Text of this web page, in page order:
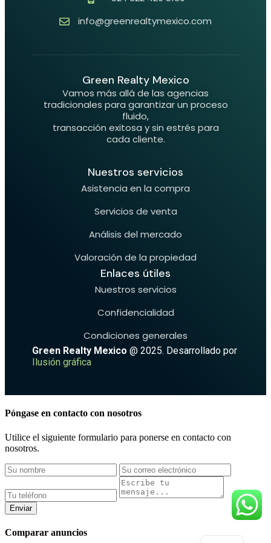
info@greenrealtymexico.com
Green Realty Mexico
Vamos más allá de las agencias
tradicionales para garantizar un proceso
fluido,
transacción exitosa y sin estrés para
cada cliente.
Nuestros servicios
Asistencia en la compra
Servicios de venta
Análisis del mercado
Valoración de la propiedad
Enlaces útiles
Nuestros servicios
Confidencialidad
Condiciones generales
Green Realty Mexico @ 2025. Desarrollado por
Ilusión gráfica
Póngase en contacto con nosotros
Utilice el siguiente formulario para ponerse en contacto con
nosotros.
Enviar
Comparar anuncios